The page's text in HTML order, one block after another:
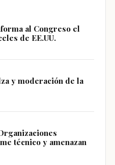
al Congreso el
de EE.UU.
y moderación de la
técnico y amenazan